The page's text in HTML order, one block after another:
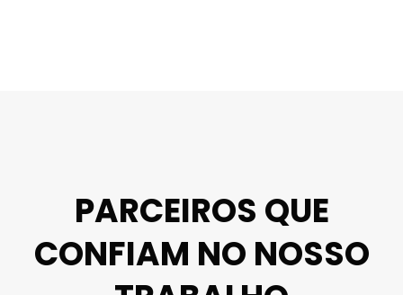
PARCEIROS QUE
CONFIAM NO NOSSO